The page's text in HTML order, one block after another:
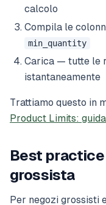
calcolo
Compila le
min_quantity
Carica — tutte le
istantaneamente
Trattiamo questo in
Product Limits:
Best practice
grossista
Per negozi grossisti